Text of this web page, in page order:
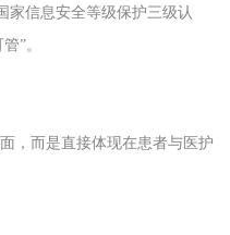
家信息安全等级保护三级认
”。
，而是直接体现在患者与医护